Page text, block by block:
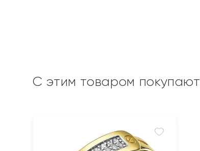
С этим товаром покупают